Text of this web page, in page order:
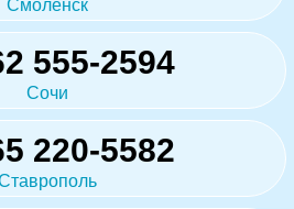
Смоленск
555-2594
Сочи
220-5582